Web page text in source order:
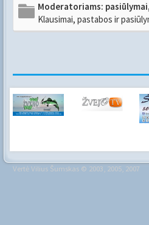
Moderatoriams:
Klausimai, pastabos ir
VertėVilius Šumskas © 2003, 2005, 2007